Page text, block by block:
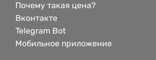
Почему такая цена?
Вконтакте
Telegram Bot
Мобильное приложение